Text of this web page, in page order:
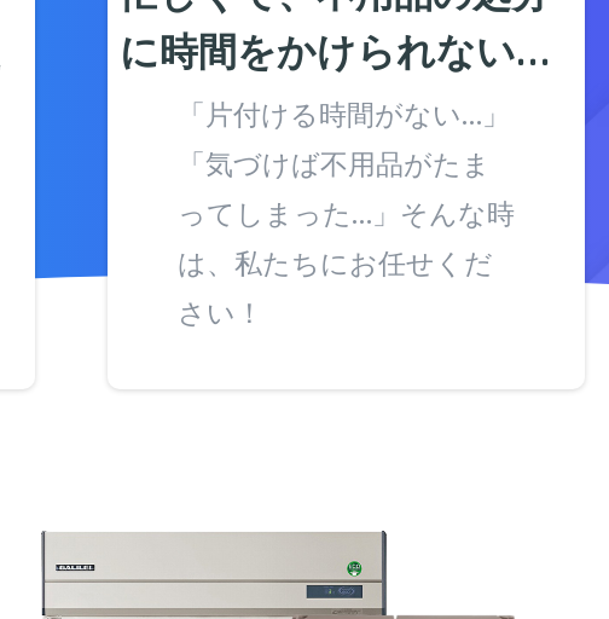
に時間をかけられない…
「片付ける時間がない…」
「気づけば不用品がたま
ってしまった…」そんな時
は、私たちにお任せくだ
さい！